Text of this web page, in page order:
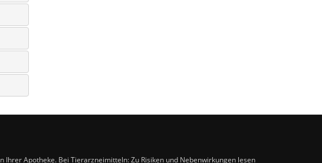
Apotheke. Bei Tierarzneimitteln: Zu Risiken und Nebenwirkungen lesen